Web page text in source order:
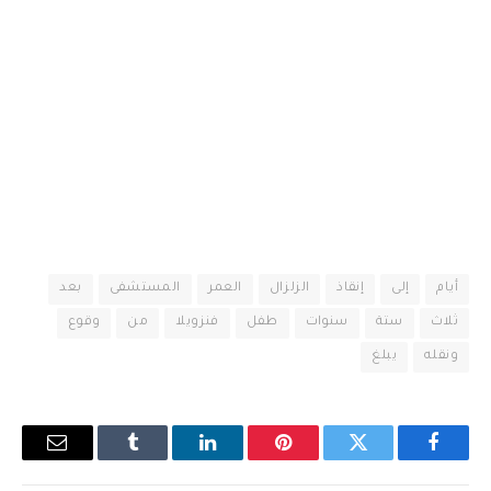
أيام إلى إنقاذ الزلزال العمر المستشفى بعد
ثلاث ستة سنوات طفل فنزويلا من وقوع
ونقله يبلغ
فيسبوك تويتر بينتيريستلينكدإن Tumblr
البريد